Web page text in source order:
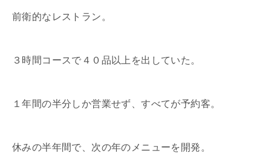
前衛的なレストラン。
３時間コースで４０品以上を出していた。
１年間の半分しか営業せず、すべてが予約客。
休みの半年間で、次の年のメニューを開発。